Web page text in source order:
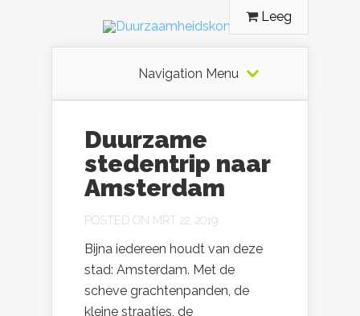
Leeg
Navigation Menu
Duurzame
stedentrip naar
Amsterdam
POSTED ON MRT 22, 2019
Bijna iedereen houdt van deze
stad: Amsterdam. Met de
scheve grachtenpanden, de
kleine straatjes, de